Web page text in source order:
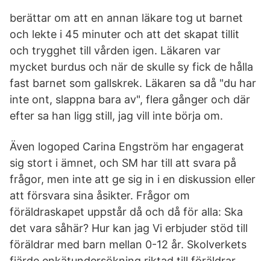
berättar om att en annan läkare tog ut barnet
och lekte i 45 minuter och att det skapat tillit
och trygghet till vården igen. Läkaren var
mycket burdus och när de skulle sy fick de hålla
fast barnet som gallskrek. Läkaren sa då "du har
inte ont, slappna bara av", flera gånger och där
efter sa han ligg still, jag vill inte börja om.
Även logoped Carina Engström har engagerat
sig stort i ämnet, och SM har till att svara på
frågor, men inte att ge sig in i en diskussion eller
att försvara sina åsikter. Frågor om
föräldraskapet uppstår då och då för alla: Ska
det vara såhär? Hur kan jag Vi erbjuder stöd till
föräldrar med barn mellan 0-12 år. Skolverkets